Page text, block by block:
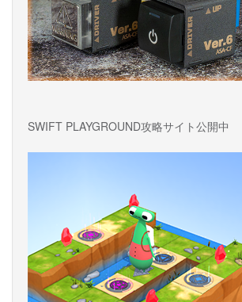
SWIFT PLAYGROUND攻略サイト公開中